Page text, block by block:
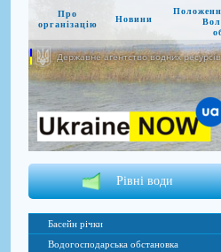
Про
організацію
Новини
Державне агентство водних
Рівні води
Басейн річки
Водогосподарська обстановка